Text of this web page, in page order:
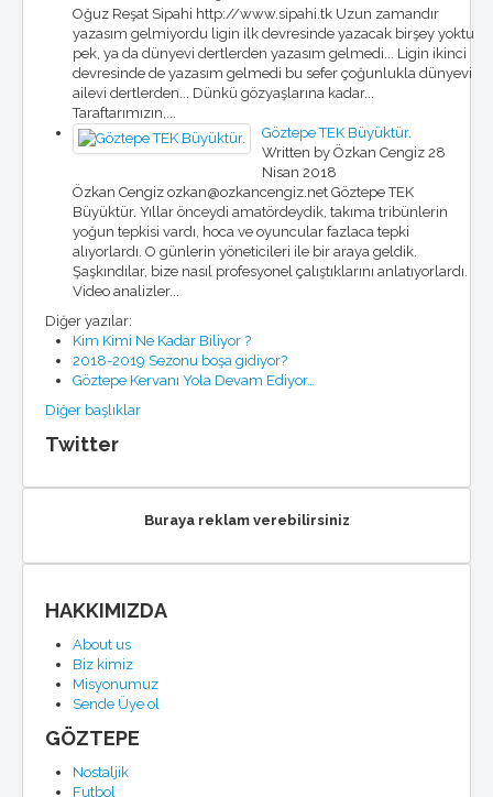
Oğuz Reşat Sipahi http://www.sipahi.tk Uzun zamandır
yazasım gelmiyordu ligin ilk devresinde yazacak birşey yoktu
pek, ya da dünyevi dertlerden yazasım gelmedi... Ligin ikinci
devresinde de yazasım gelmedi bu sefer çoğunlukla dünyevi
ailevi dertlerden... Dünkü gözyaşlarına kadar...
Taraftarımızın,...
Göztepe TEK Büyüktür.
Written by Özkan Cengiz 28
Nisan 2018
Özkan Cengiz ozkan@ozkancengiz.net Göztepe TEK
Büyüktür. Yıllar önceydi amatördeydik, takıma tribünlerin
yoğun tepkisi vardı, hoca ve oyuncular fazlaca tepki
alıyorlardı. O günlerin yöneticileri ile bir araya geldik.
Şaşkındılar, bize nasıl profesyonel çalıştıklarını anlatıyorlardı.
Video analizler...
Diğer yazılar:
Kim Kimi Ne Kadar Biliyor ?
2018-2019 Sezonu boşa gidiyor?
Göztepe Kervanı Yola Devam Ediyor…
Diğer başlıklar
Twitter
Buraya reklam verebilirsiniz
HAKKIMIZDA
About us
Biz kimiz
Misyonumuz
Sende Üye ol
GÖZTEPE
Nostaljik
Futbol